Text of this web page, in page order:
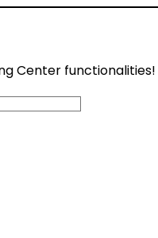
Center functionalities!